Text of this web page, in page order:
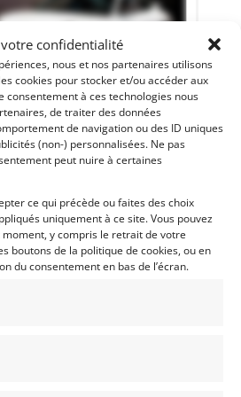
votre confidentialité
nous et nos partenaires utilisons
cookies pour stocker et/ou accéder aux
consentement à ces technologies nous
de traiter des données
de navigation ou des ID uniques
(non-) personnalisées. Ne pas
peut nuire à certaines
ce qui précède ou faites des choix
uniquement à ce site. Vous pouvez
y compris le retrait de votre
boutons de la politique de cookies, ou en
du consentement en bas de l’écran.
(2004)[VENDU]
1 968 vues
Matching numbers. Modèle
Carnet et factures.